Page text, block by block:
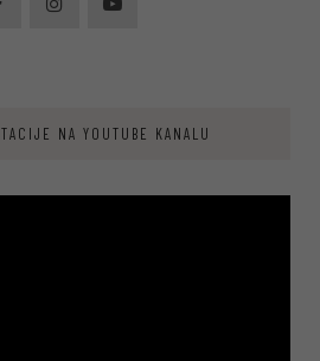
NA YOUTUBE KANALU